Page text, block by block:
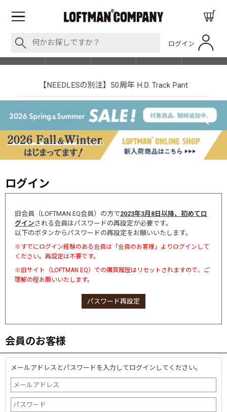
ログイン
SHOP LIST
【NEEDLESの別注】50周年 H.D. Track Pant
ログイン
旧会員（LOFTMAN EQ会員）の方で2023年3月8日以降、初めてロ
グインされる会員はパスワードの再設定が必要です。
以下のボタンからパスワードの再設定をお願いいたします。
※すでにログイン経験のある会員は「会員のお客様」よりログインして
ください。再設定は不要です。
※旧サイト（LOFTMAN EQ）での購買履歴はリセットされますので、ご
理解の程お願いいたします。
パスワード再設定
会員のお客様
メールアドレスとパスワードを入力してログインしてください。